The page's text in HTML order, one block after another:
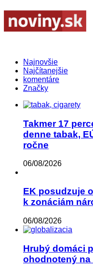
Najnovšie
Najčítanejšie
komentáre
Značky
Takmer 17
denne tabak,
ročne
06/08/2026
EK posudzuje
k zonáciám
06/08/2026
Hrubý domáci
ohodnotený na